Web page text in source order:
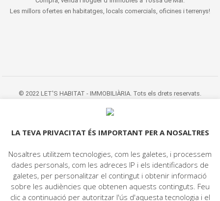
Les millors ofertes en habitatges, locals comercials, oficines i terrenys!
© 2022 LET'S HABITAT - IMMOBILIÀRIA. Tots els drets reservats.
Protecció de dades|
LA TEVA PRIVACITAT ÉS IMPORTANT PER A NOSALTRES
Nosaltres utilitzem tecnologies, com les galetes, i processem
dades personals, com les adreces IP i els identificadors de
galetes, per personalitzar el contingut i obtenir informació
sobre les audiències que obtenen aquests continguts. Feu
clic a continuació per autoritzar l'ús d'aquesta tecnologia i el